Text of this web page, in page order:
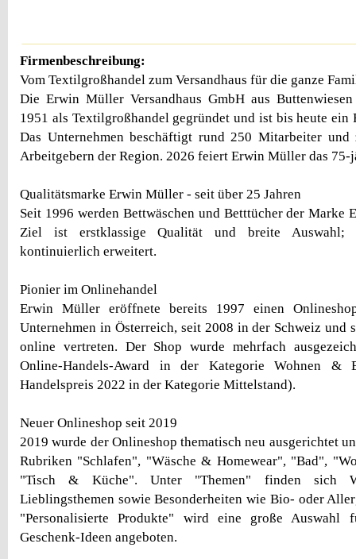
Firmenbeschreibung:
Vom Textilgroßhandel zum Versandhaus für die ganze
Die Erwin Müller Versandhaus GmbH aus
1951 als Textilgroßhandel gegründet und ist bis heute ein
Das Unternehmen beschäftigt rund 250 Mitarbeiter
Arbeitgebern der Region. 2026 feiert Erwin Müller das 75-
Qualitätsmarke Erwin Müller - seit über 25 Jahren
Seit 1996 werden Bettwäschen und Betttücher der Marke
Ziel ist erstklassige Qualität und breite Auswahl;
kontinuierlich erweitert.
Pionier im Onlinehandel
Erwin Müller eröffnete bereits 1997 einen
Unternehmen in Österreich, seit 2008 in der Schweiz und
online vertreten. Der Shop wurde mehrfach
Online-Handels-Award in der Kategorie Wohnen &
Handelspreis 2022 in der Kategorie Mittelstand).
Neuer Onlineshop seit 2019
2019 wurde der Onlineshop thematisch neu ausgerichtet
Rubriken "Schlafen", "Wäsche & Homewear", "Bad",
"Tisch & Küche". Unter "Themen" finden sich
Lieblingsthemen sowie Besonderheiten wie Bio- oder
"Personalisierte Produkte" wird eine große Auswahl
Geschenk-Ideen angeboten.